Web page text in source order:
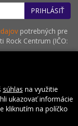
PRIHLÁSIŤ
potrebných pre
Rock Centrum (IČO:
Referencie
súhlas na využitie
ukazovať informácie
kliknutím na políčko